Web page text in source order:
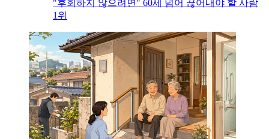
"후회하지 않으려면" 60세 넘어 끊어내야 할 사람
1위